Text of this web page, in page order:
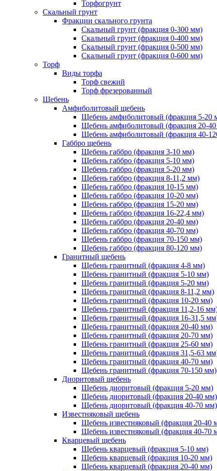
Торфогрунт
Скальный грунт
Фракции скального грунта
Скальный грунт (фракция 0-300 мм)
Скальный грунт (фракция 0-400 мм)
Скальный грунт (фракция 0-500 мм)
Скальный грунт (фракция 0-600 мм)
Торф
Виды торфа
Торф свежий
Торф фрезерованный
Щебень
Амфиболитовый щебень
Щебень амфиболитовый (фракция 5-20
Щебень амфиболитовый (фракция 20-
Щебень амфиболитовый (фракция 40-
Габбро щебень
Щебень габбро (фракция 3-10 мм)
Щебень габбро (фракция 5-10 мм)
Щебень габбро (фракция 5-20 мм)
Щебень габбро (фракция 8-11,2 мм)
Щебень габбро (фракция 10-15 мм)
Щебень габбро (фракция 10-20 мм)
Щебень габбро (фракция 15-20 мм)
Щебень габбро (фракция 16-22,4 мм)
Щебень габбро (фракция 20-40 мм)
Щебень габбро (фракция 40-70 мм)
Щебень габбро (фракция 70-150 мм)
Щебень габбро (фракция 80-120 мм)
Гранитный щебень
Щебень гранитный (фракция 4-8 мм)
Щебень гранитный (фракция 5-10 мм)
Щебень гранитный (фракция 5-20 мм)
Щебень гранитный (фракция 8-11,2 мм)
Щебень гранитный (фракция 10-20 мм)
Щебень гранитный (фракция 11,2-16
Щебень гранитный (фракция 16-31,5
Щебень гранитный (фракция 20-40 мм)
Щебень гранитный (фракция 20-70 мм)
Щебень гранитный (фракция 25-60 мм)
Щебень гранитный (фракция 31,5-63
Щебень гранитный (фракция 40-70 мм)
Щебень гранитный (фракция 70-150 мм)
Диоритовый щебень
Щебень диоритовый (фракция 5-20 мм)
Щебень диоритовый (фракция 20-40 мм)
Щебень диоритовый (фракция 40-70 мм)
Известняковый щебень
Щебень известняковый (фракция 20-40
Щебень известняковый (фракция 40-70
Кварцевый щебень
Щебень кварцевый (фракция 5-10 мм)
Щебень кварцевый (фракция 10-20 мм)
Щебень кварцевый (фракция 20-40 мм)